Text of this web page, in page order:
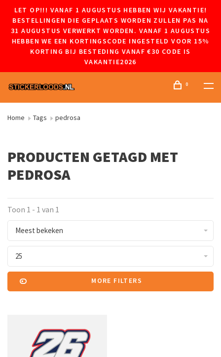
LET OP!!! VANAF 1 AUGUSTUS HEBBEN WIJ VAKANTIE!
BESTELLINGEN DIE GEPLAATS WORDEN ZULLEN PAS NA
31 AUGUSTUS VERWERKT WORDEN. VANAF 1 AUGUSTUS
HEBBEN WE EEN KORTINGSCODE INGESTELD VOOR 15%
KORTING BIJ BESTEDING VANAF €30 CODE IS
VAKANTIE2026
0
Home Tags pedrosa
PRODUCTEN GETAGD MET
PEDROSA
Toon 1 - 1 van 1
Meest bekeken
25
MORE FILTERS